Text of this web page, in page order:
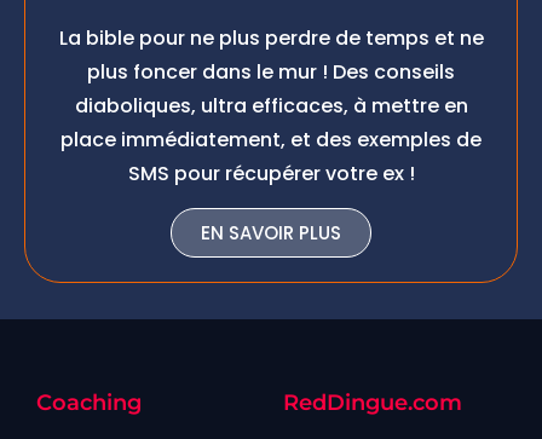
La bible pour ne plus perdre de temps et ne
plus foncer dans le mur ! Des conseils
diaboliques, ultra efficaces, à mettre en
place immédiatement, et des exemples de
SMS pour récupérer votre ex !
EN SAVOIR PLUS
Coaching RedDingue.com